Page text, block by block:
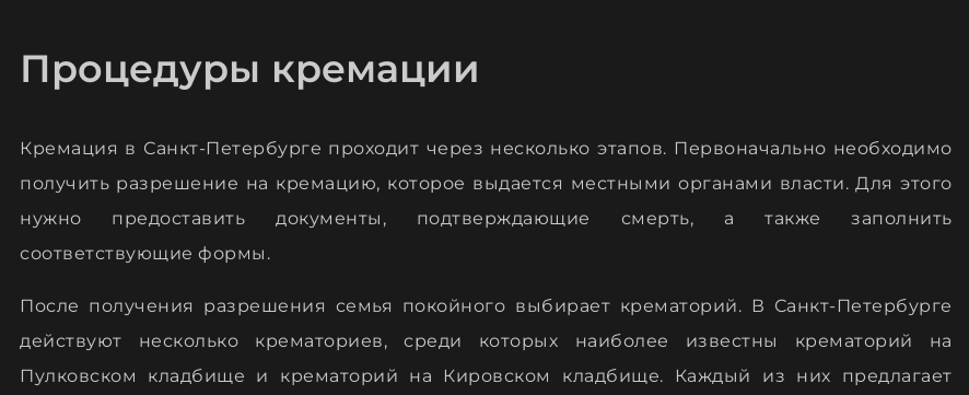
Процедуры кремации
Кремация в Санкт-Петербурге проходит через несколько этапов. Первоначально необходимо
получить разрешение на кремацию, которое выдается местными органами власти. Для этого
нужно предоставить документы, подтверждающие смерть, а также заполнить
соответствующие формы.
После получения разрешения семья покойного выбирает крематорий. В Санкт-Петербурге
действуют несколько крематориев, среди которых наиболее известны крематорий на
Пулковском кладбище и крематорий на Кировском кладбище. Каждый из них предлагает